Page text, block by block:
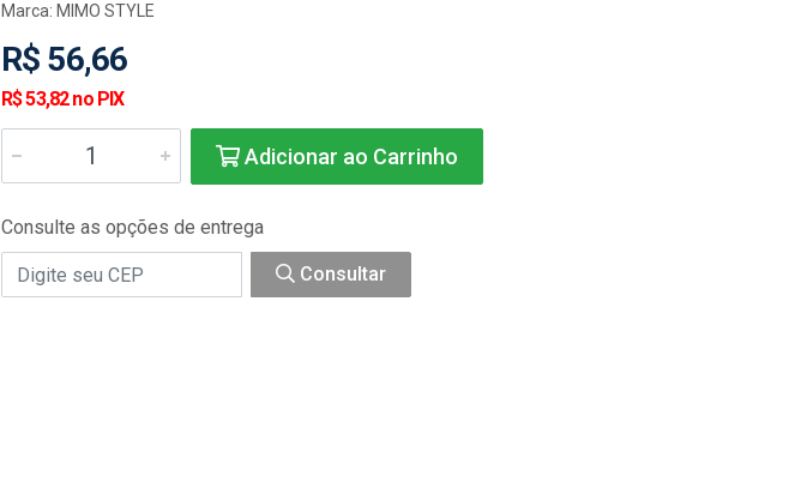
Marca: MIMO STYLE
R$ 56,66
R$ 53,82 no PIX
Adicionar ao Carrinho
Consulte as opções de entrega
Consultar